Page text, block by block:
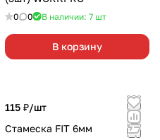
0 0 В наличии: 7 шт
В корзину
115 ₽/шт
Стамеска FIT 6мм